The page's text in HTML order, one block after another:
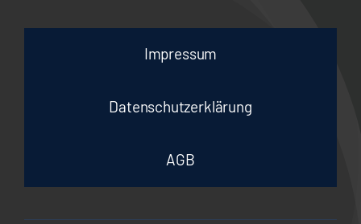
Impressum
Datenschutzerklärung
AGB